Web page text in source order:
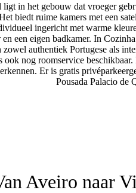
in het gebouw dat vroeger
biedt ruime kamers met een
ingericht met warme
een eigen badkamer. In
zowel authentiek Portugese als
ook nog roomservice
Er is gratis
Pousada Palacio de
Aveiro naar